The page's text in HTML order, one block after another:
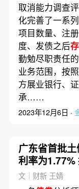
取消能力调查
化完善了一系
项目数量、注
度、发债之后
勤勉尽职责任
业务范围，按
方展业银行、
承……
2023年12月6日 ·
广东省首批
利率为1.77%
热捧
文｜财新 王婧